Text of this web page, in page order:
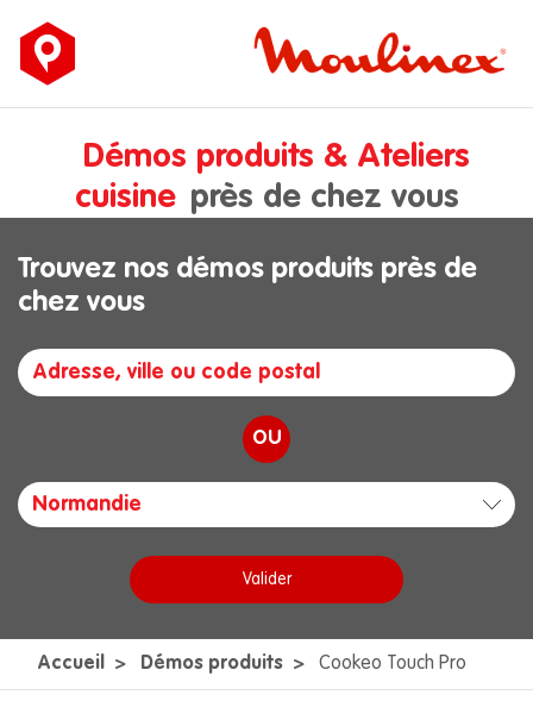
Démos produits & Ateliers
cuisine près de chez vous
Trouvez nos démos produits près de
chez vous
OU
Normandie
Valider
Accueil Démos produits Cookeo Touch Pro